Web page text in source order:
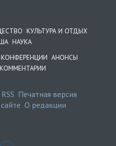
КУЛЬТУРА И ОТДЫХ
НАУКА
АНОНСЫ
КОММЕНТАРИИ
RSS Печатная версия
О редакции